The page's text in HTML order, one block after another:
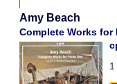
Amy Beach
Complete Works for
1